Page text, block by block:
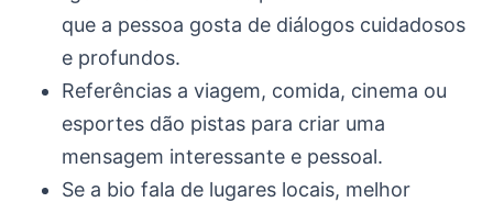
que a pessoa gosta de diálogos cuidadosos
e profundos.
Referências a viagem, comida, cinema ou
esportes dão pistas para criar uma
mensagem interessante e pessoal.
Se a bio fala de lugares locais, melhor